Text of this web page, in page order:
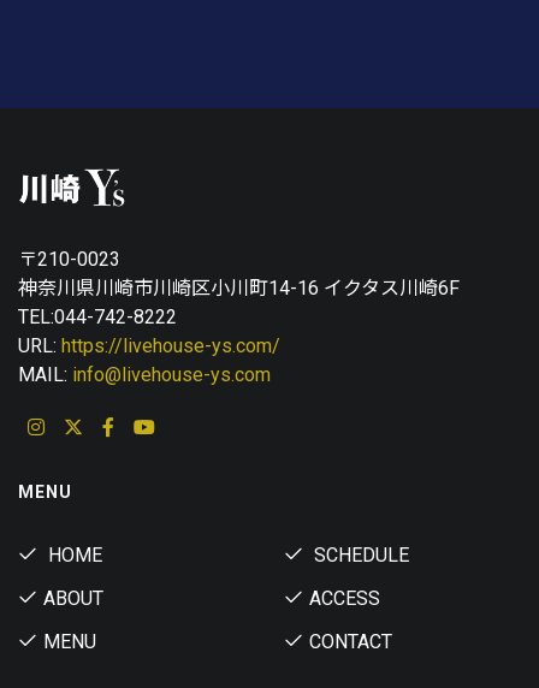
〒210-0023
神奈川県川崎市川崎区小川町14-16 イクタス川崎6F
TEL:044-742-8222
URL: https://livehouse-ys.com/
MAIL: info@livehouse-ys.com
MENU
HOME
SCHEDULE
ABOUT
ACCESS
MENU
CONTACT